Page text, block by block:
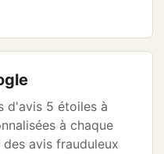
d'avis 5 étoiles à
à chaque
avis frauduleux